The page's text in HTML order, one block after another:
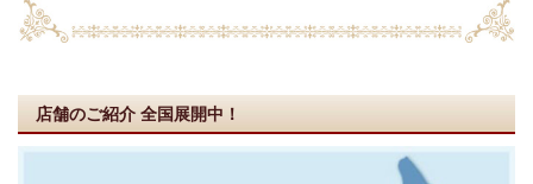
店舗のご紹介 全国展開中！